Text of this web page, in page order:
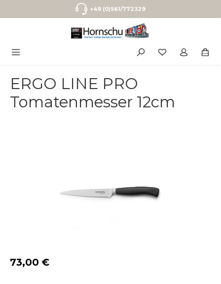
Zum Hauptinhalt springen+49 (0)561/772329
ERGO LINE PRO
Tomatenmesser 12cm
Regulärer Preis:
73,00 €